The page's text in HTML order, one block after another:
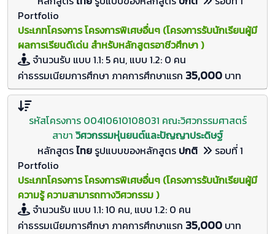
Portfolio
ประเภทโครงการ โครงการพิเศษอื่นๆ (โครงการรับนักเรียนผู้มี
ผลการเรียนดีเด่น สำหรับหลักสูตรอาชีวศึกษา )
จำนวนรับ แบบ 1.1: 5 คน, แบบ 1.2: 0 คน
ค่าธรรมเนียมการศึกษา ภาคการศึกษาแรก 35,000 บาท
รหัสโครงการ 00410610108031 คณะวิศวกรรมศาสตร์
สาขา วิศวกรรมหุ่นยนต์และปัญญาประดิษฐ์
หลักสูตรไทย รูปแบบของหลักสูตร ปกติ
รอบที่ 1
Portfolio
ประเภทโครงการ โครงการพิเศษอื่นๆ (โครงการรับนักเรียนผู้มี
ความรู้ ความสามารถทางวิศวกรรม )
จำนวนรับ แบบ 1.1: 10 คน, แบบ 1.2: 0 คน
ค่าธรรมเนียมการศึกษา ภาคการศึกษาแรก 35,000 บาท